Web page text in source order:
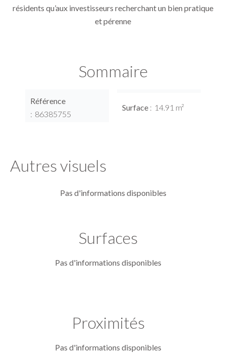
résidents qu’aux investisseurs recherchant un bien pratique
et pérenne
Sommaire
Référence
86385755
Surface 14.91 m²
Autres visuels
Pas d'informations disponibles
Surfaces
Pas d'informations disponibles
Proximités
Pas d'informations disponibles